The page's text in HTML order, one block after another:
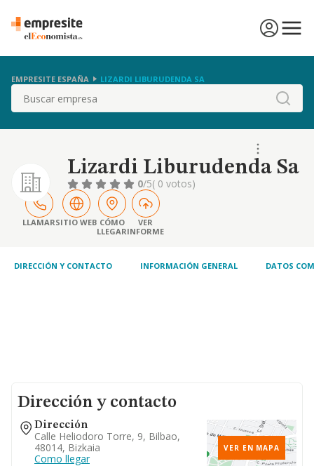
EMPRESITE ESPAÑA LIZARDI LIBURUDENDA SA
Buscar
Lizardi Liburudenda Sa
0/5( 0 votos)
LLAMARSITIO WEB CÓMO
LLEGAR
VER
INFORME
DIRECCIÓN Y CONTACTO INFORMACIÓN GENERAL DATOS
Dirección y contacto
Dirección
Calle Heliodoro Torre, 9, Bilbao,
48014, Bizkaia
Como llegar
VER EN MAPA